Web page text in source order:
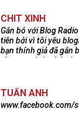
CHIT XINH
Gắn bó với Blog
tiên bởi vì tôi yêu
bạn thính giả đã gắn
chương trình phát
TUẤN ANH
www.facebook.com/